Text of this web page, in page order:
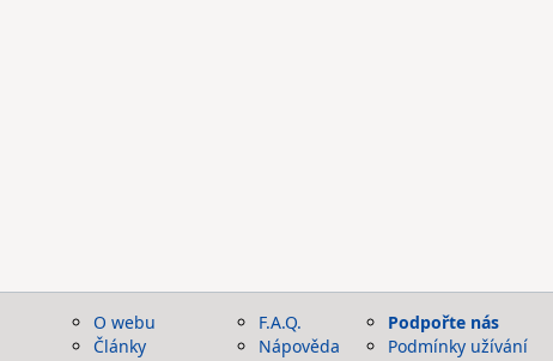
O webu
Články
F.A.Q.
Nápověda
Podpořte nás
Podmínky užívání